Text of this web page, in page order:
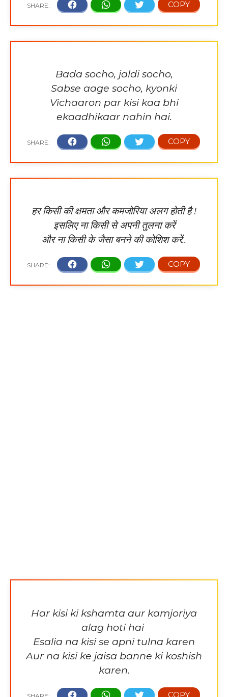
Bada socho, jaldi socho,
Sabse aage socho, kyonki
Vichaaron par kisi kaa bhi
ekaadhikaar nahin hai.
हर किसी की क्षमता और कमजोरिया अलग होती है !
इसलिए ना किसी से अपनी तुलना करें
और ना किसी के जैसा बनने की कोशिश करें..
Har kisi ki kshamta aur kamjoriya
alag hoti hai
Esalia na kisi se apni tulna karen
Aur na kisi ke jaisa banne ki koshish
karen.